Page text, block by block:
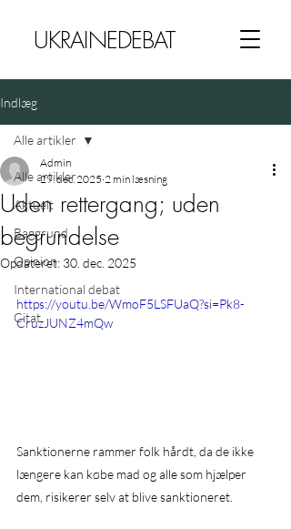
UKRAINEDEBAT
Indlæg
Alle artikler
Aktuelt
Baggrund
Opinion
International debat
Citat
Alle artikler
Uden rettergang; uden
begrundelse
Admin
29. dec. 2025 2 min læsning
Opdateret: 30. dec. 2025
https://youtu.be/WmoF5LSFUaQ?si=Pk8-
CruzJUNZ4mQw
Sanktionerne rammer folk hårdt, da de ikke
længere kan købe mad og alle som hjælper
dem, risikerer selv at blive sanktioneret.